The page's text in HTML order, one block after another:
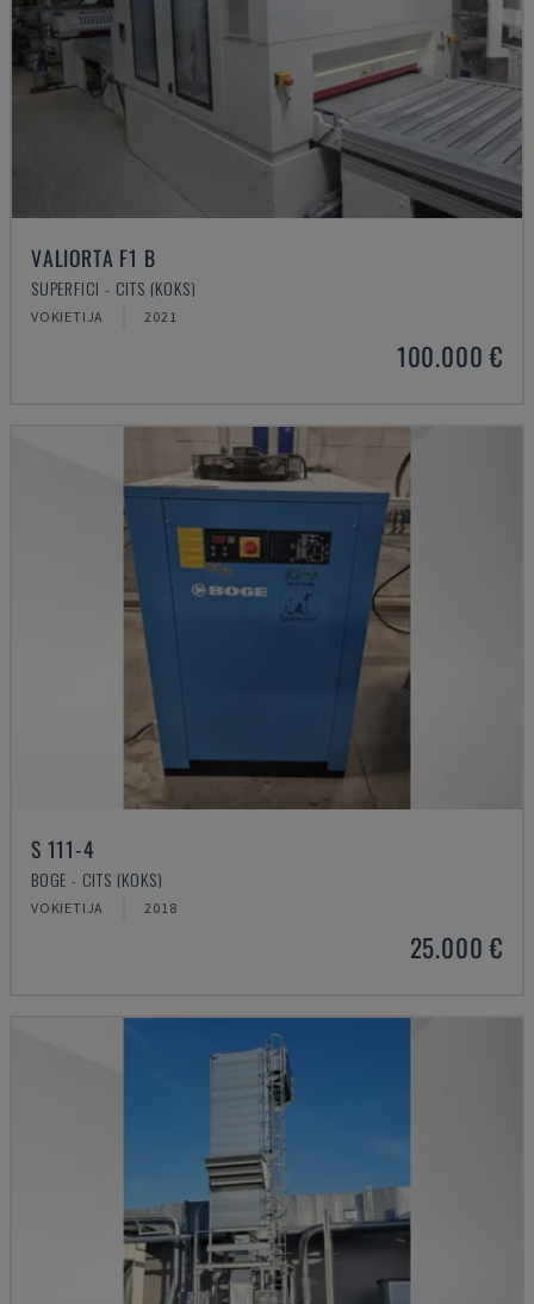
VALIORTA F1 B
SUPERFICI - CITS (KOKS)
VOKIETIJA 2021
100.000 €
S 111-4
BOGE - CITS (KOKS)
VOKIETIJA 2018
25.000 €